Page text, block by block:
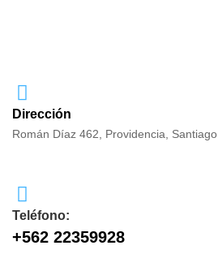
Dirección
Román Díaz 462, Providencia, Santiago
Teléfono:
+562 22359928